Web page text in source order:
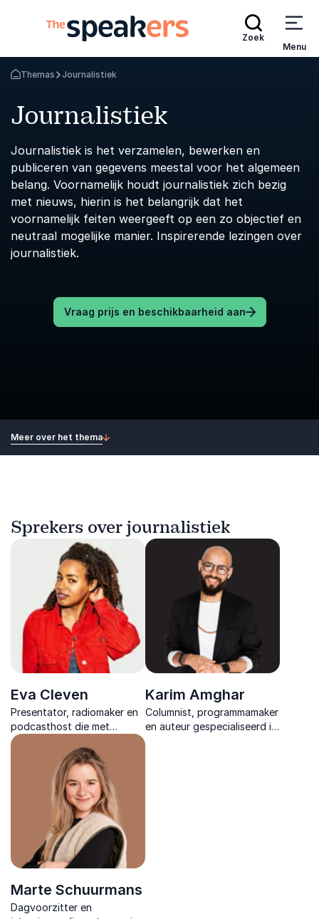
Zoek
Menu
Terug naar de startpagina
Themas Journalistiek
Journalistiek
Journalistiek is het verzamelen, bewerken en
publiceren van gegevens meestal voor het algemeen
belang. Voornamelijk houdt journalistiek zich bezig
met nieuws, hierin is het belangrijk dat het
voornamelijk feiten weergeeft op een zo objectief en
neutraal mogelijke manier. Inspirerende lezingen over
journalistiek.
Vraag prijs en beschikbaarheid aan
Meer over het thema
Sprekers over journalistiek
Eva Cleven
Presentator, radiomaker en
podcasthost die met
energie en inhoud
gesprekken opent, verdiept
en verbindt binnen
uiteenlopende
maatschappelijke en
creatieve thema’s.
Karim Amghar
Columnist, programmamaker
en auteur gespecialiseerd in
Marte Schuurmans
Dagvoorzitter en